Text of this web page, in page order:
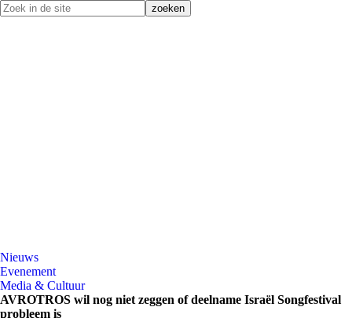
Nieuws
Evenement
Media & Cultuur
AVROTROS wil nog niet zeggen of deelname Israël Songfestival
probleem is